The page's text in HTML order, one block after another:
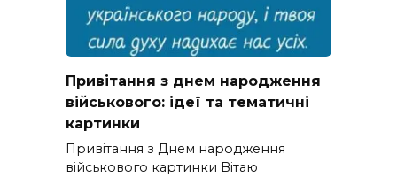
Привітання з днем народження
військового: ідеї та тематичні
картинки
Привітання з Днем народження
військового картинки Вітаю